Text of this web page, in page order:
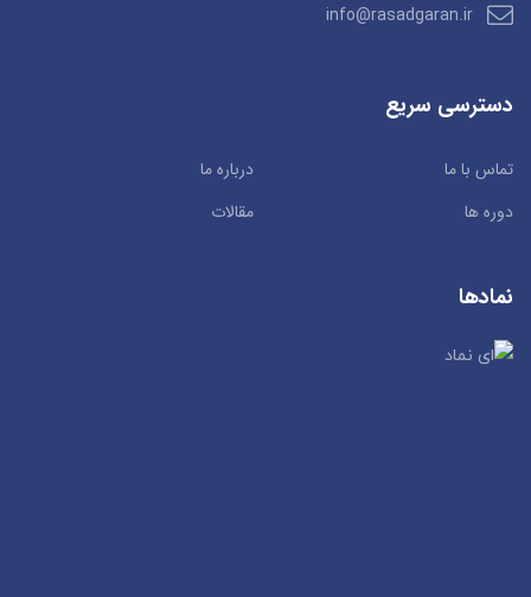
info@rasadgaran.ir
دسترسی سریع
تماس با ما
درباره ما
دوره ها
مقالات
نمادها